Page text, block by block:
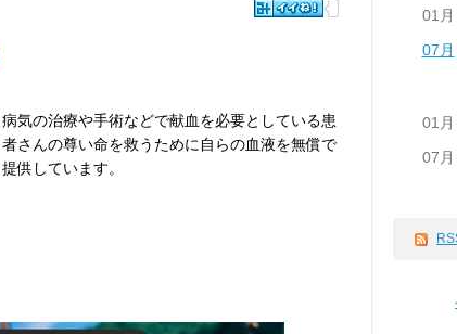
病気の治療や手術などで献血を必要としている患
者さんの尊い命を救うために自らの血液を無償で
提供しています。
01月
07月
01月
07月